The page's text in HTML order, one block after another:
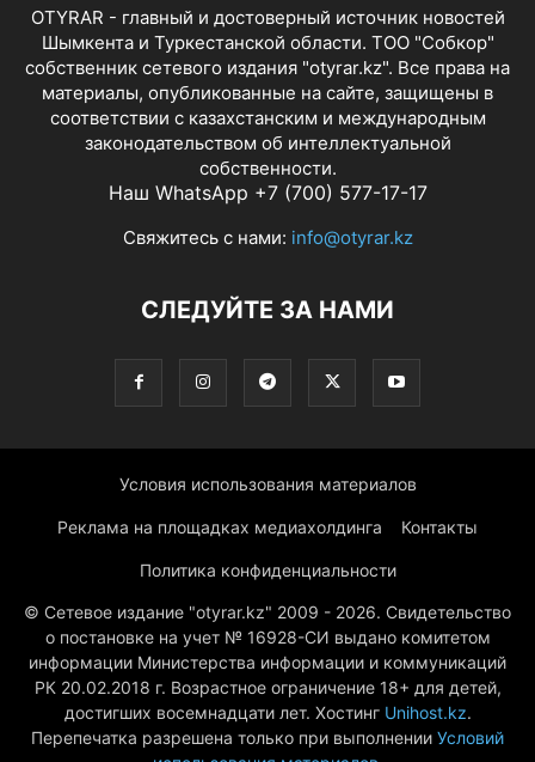
OTYRAR - главный и достоверный источник новостей
Шымкента и Туркестанской области. ТОО "Собкор"
собственник сетевого издания "otyrar.kz". Все права на
материалы, опубликованные на сайте, защищены в
соответствии с казахстанским и международным
законодательством об интеллектуальной
собственности.
Наш WhatsApp +7 (700) 577-17-17
Свяжитесь с нами: info@otyrar.kz
СЛЕДУЙТЕ ЗА НАМИ
Условия использования материалов
Реклама на площадках медиахолдинга Контакты
Политика конфиденциальности
© Сетевое издание "otyrar.kz" 2009 - 2026. Свидетельство
о постановке на учет № 16928-СИ выдано комитетом
информации Министерства информации и коммуникаций
РК 20.02.2018 г. Возрастное ограничение 18+ для детей,
достигших восемнадцати лет. Хостинг Unihost.kz.
Перепечатка разрешена только при выполнении Условий